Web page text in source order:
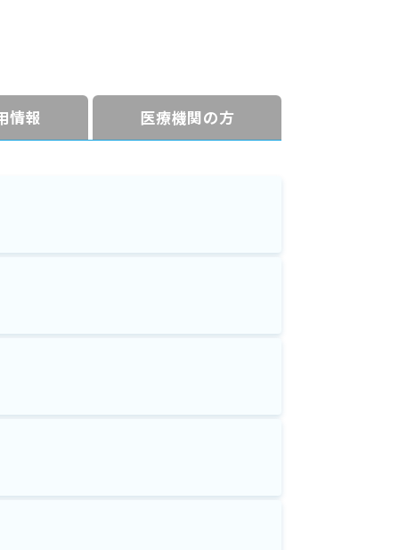
情報 医療機関の方